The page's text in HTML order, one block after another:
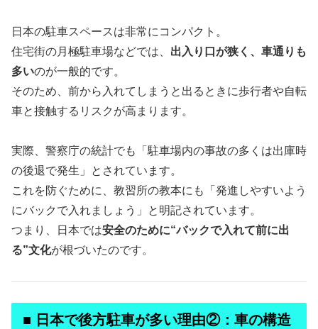
日本の駐車スペースは非常にコンパクト。
住宅街の月極駐車場などでは、 出入り口が狭く、車通りも
多いのが一般的です。
そのため、前から入れてしまうと出るときに歩行者や自転
車と接触するリスクが高まります。
実際、警察庁の統計でも「駐車場内の事故の多くは出庫時
の後退で発生」とされています。
これを防ぐために、教習所の教本にも「発進しやすいよう
にバックで入れましょう」と明記されています。
つまり、日本では安全のために“バックで入れて前に出
る”文化が根づいたのです。
■ 日本で後方駐車が多い理由②：車の構造